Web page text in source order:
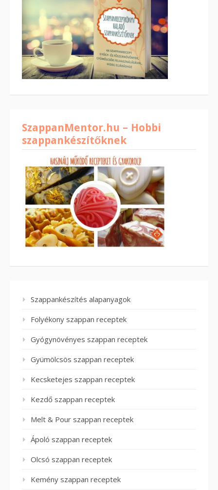
SzappanMentor.hu – Hobbi
szappankészítőknek
Szappankészítés alapanyagok
Folyékony szappan receptek
Gyógynövényes szappan receptek
Gyümölcsös szappan receptek
Kecsketejes szappan receptek
Kezdő szappan receptek
Melt & Pour szappan receptek
Ápoló szappan receptek
Olcsó szappan receptek
Kemény szappan receptek